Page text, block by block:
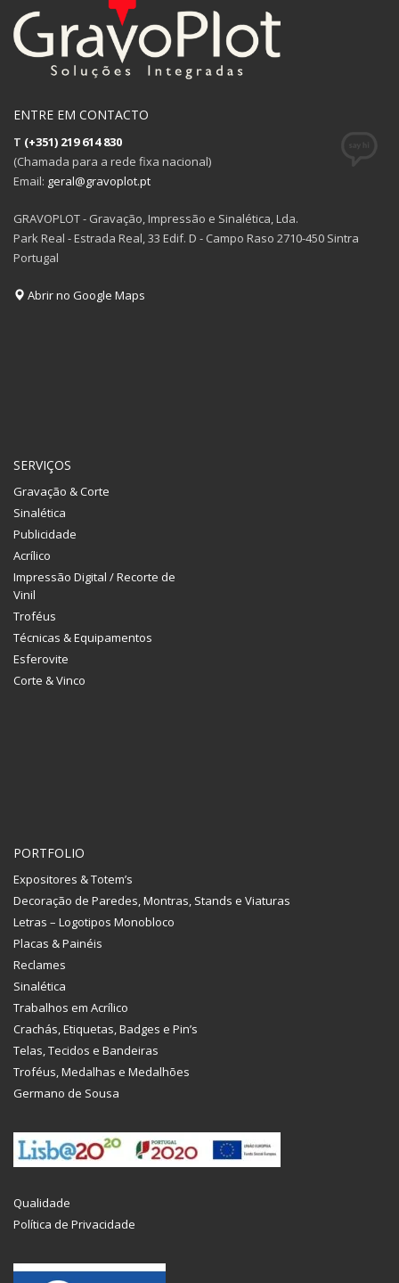
ENTRE EM CONTACTO
T (+351) 219 614 830
(Chamada para a rede fixa nacional)
Email: geral@gravoplot.pt
GRAVOPLOT - Gravação, Impressão e Sinalética, Lda.
Park Real - Estrada Real, 33 Edif. D - Campo Raso 2710-450 Sintra
Portugal
Abrir no Google Maps
SERVIÇOS
Gravação & Corte
Sinalética
Publicidade
Acrílico
Impressão Digital / Recorte de
Vinil
Troféus
Técnicas & Equipamentos
Esferovite
Corte & Vinco
PORTFOLIO
Expositores & Totem’s
Decoração de Paredes, Montras, Stands e Viaturas
Letras – Logotipos Monobloco
Placas & Painéis
Reclames
Sinalética
Trabalhos em Acrílico
Crachás, Etiquetas, Badges e Pin’s
Telas, Tecidos e Bandeiras
Troféus, Medalhas e Medalhões
Germano de Sousa
Qualidade
Política de Privacidade